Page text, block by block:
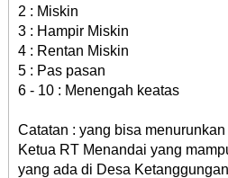
2 : Miskin
3 : Hampir Miskin
4 : Rentan Miskin
5 : Pas pasan
6 - 10 : Menengah keatas
Catatan : yang bisa
Ketua RT Menandai yang
yang ada di Desa